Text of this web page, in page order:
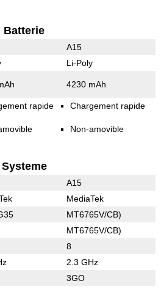
Batterie
A15
Li-Poly
4230 mAh
rapide Chargement rapide
Non-amovible
Systeme
A15
MediaTek
MT6765V/CB)
MT6765V/CB)
8
2.3 GHz
3GO